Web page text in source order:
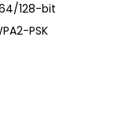
128-bit
PSK